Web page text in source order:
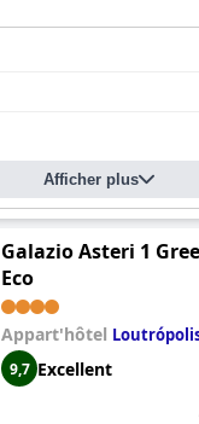
Afficher plus
Galazio Asteri 1
Eco
Appart'hôtel
9,7 Excellent